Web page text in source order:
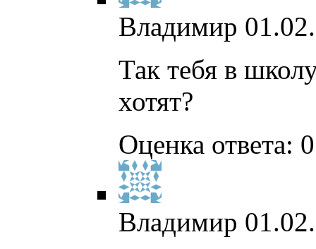
Владимир
Так тебя в
хотят?
Оценка ответа:
Владимир